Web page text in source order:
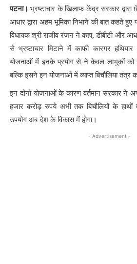
पटना।भ्रष्टाचार के खिलाफ केंद्र सरकार द्वारा
आधार द्वारा अहम भूमिका निभाने की बात कहते हुए
विधायक श्री राजीव रंजन ने कहा, डीबीटी और
से भ्रष्टाचार मिटाने में काफी कारगर
योजनाओं में इनके प्रयोग से ने केवल लाभुकों को
बल्कि इसने इन योजनाओं में व्याप्त बिचौलिया तंत्र
इन दोनों योजनाओं के कारण वर्तमान सरकार ने
हजार करोड़ रुपये अभी तक बिचौलियों के
उपयोग अब देश के विकास में होगा।
- Advertisement -